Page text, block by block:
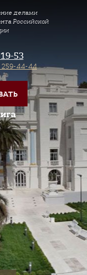
делами
Российской
53
259-44-44